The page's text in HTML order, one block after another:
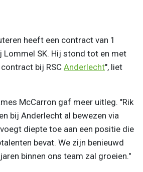
heeft een contract van 1
Lommel SK. Hij stond tot en met
bij RSC Anderlecht", liet
McCarron gaf meer uitleg. "Rik
bij Anderlecht al bewezen via
diepte toe aan een positie die
bevat. We zijn benieuwd
binnen ons team zal groeien."